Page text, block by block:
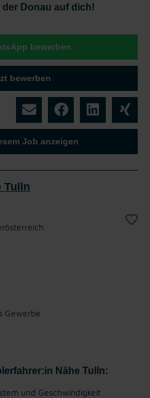
Donau auf dich!
bewerben
bewerben
Job anzeigen
Tulln
Gewerbe
Nähe Tulln:
und Geschwindigkeit